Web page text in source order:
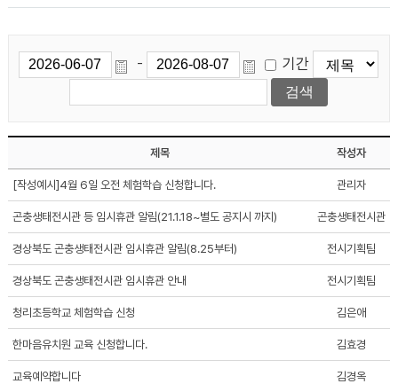
- 기간
제목 작성자
[작성예시]4월 6일 오전 체험학습 신청합니다. 관리자
곤충생태전시관 등 임시휴관 알림(21.1.18~별도 공지시 까지) 곤충생태전시관
경상북도 곤충생태전시관 임시휴관 알림(8.25부터) 전시기획팀
경상북도 곤충생태전시관 임시휴관 안내 전시기획팀
청리초등학교 체험학습 신청 김은애
한마음유치원 교육 신청합니다. 김효경
교육예약합니다 김경옥